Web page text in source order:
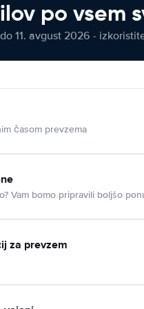
po vsem
11. avgust 2026 -
časom prevzema
Vam bomo pripravili boljšo
za prevzem